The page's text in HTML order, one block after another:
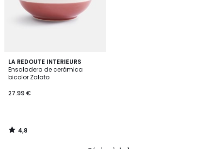
LA REDOUTE INTERIEURS
Ensaladera de cerámica
bicolor Zalato
27.99 €
4,8
/ 5
4,8
/